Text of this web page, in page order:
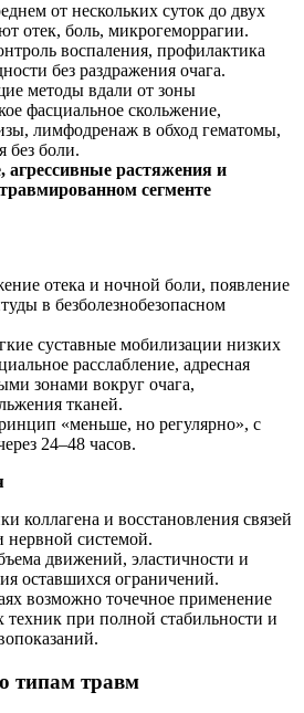
от нескольких суток до двух
отек, боль, микрогеморрагии.
воспаления, профилактика
без раздражения очага.
методы вдали от зоны
фасциальное скольжение,
лимфодренаж в обход гематомы,
без боли.
агрессивные растяжения и
сегменте
отека и ночной боли, появление
в безболезнобезопасном
суставные мобилизации низких
расслабление, адресная
зонами вокруг очага,
тканей.
«меньше, но регулярно», с
24–48 часов.
коллагена и восстановления связей
системой.
движений, эластичности и
оставшихся ограничений.
возможно точечное применение
при полной стабильности и
типам травм